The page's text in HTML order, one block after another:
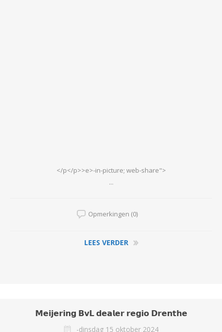
</p</p>>e>-in-picture; web-share">
...
Opmerkingen (0)
LEES VERDER
𝗠𝗲𝗶𝗷𝗲𝗿𝗶𝗻𝗴 𝗕𝘃𝗟 𝗱𝗲𝗮𝗹𝗲𝗿 𝗿𝗲𝗴𝗶𝗼 𝗗𝗿𝗲𝗻𝘁𝗵𝗲
-dinsdag 15 oktober 2024